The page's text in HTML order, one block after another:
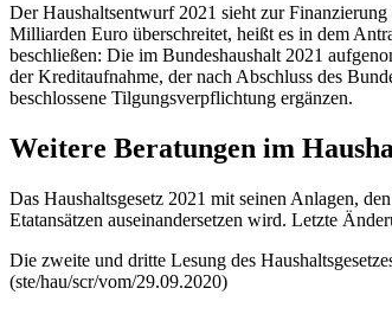
Der Haushaltsentwurf 2021 sieht zur
Milliarden Euro überschreitet, heißt es in dem
beschließen: Die im Bundeshaushalt 2021
der Kreditaufnahme, der nach Abschluss des
beschlossene Tilgungsverpflichtung ergänzen.
Weitere Beratungen im
Das Haushaltsgesetz 2021 mit seinen Anlagen,
Etatansätzen auseinandersetzen wird. Letzte
Die zweite und dritte Lesung des
(ste/hau/scr/vom/29.09.2020)